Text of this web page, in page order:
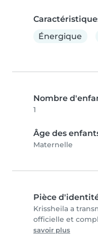
Énergique
Nombre
1
Âge des
Maternelle
Pièce
Krissheila a
officielle et
savoir plus